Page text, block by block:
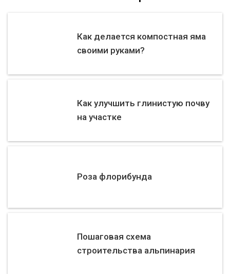
Как делается компостная яма
своими руками?
Как улучшить глинистую почву
на участке
Роза флорибунда
Пошаговая схема
строительства альпинария